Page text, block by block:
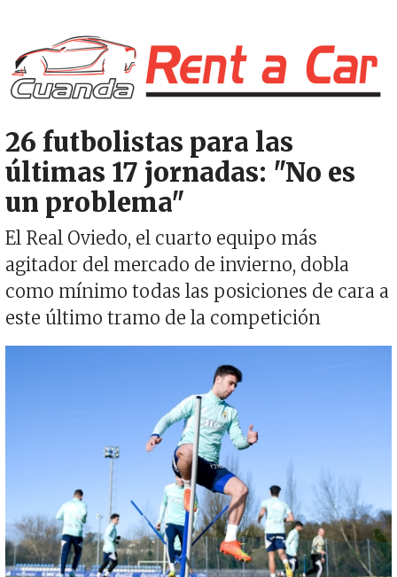
26 futbolistas para las
últimas 17 jornadas: "No es
un problema"
El Real Oviedo, el cuarto equipo más
agitador del mercado de invierno, dobla
como mínimo todas las posiciones de cara a
este último tramo de la competición